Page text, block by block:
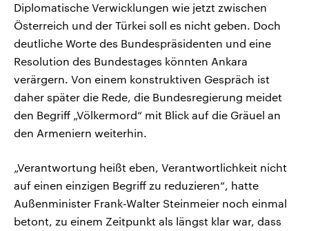
Diplomatische Verwicklungen wie jetzt zwischen
Österreich und der Türkei soll es nicht geben. Doch
deutliche Worte des Bundespräsidenten und eine
Resolution des Bundestages könnten Ankara
verärgern. Von einem konstruktiven Gespräch ist
daher später die Rede, die Bundesregierung meidet
den Begriff „Völkermord“ mit Blick auf die Gräuel an
den Armeniern weiterhin.
„Verantwortung heißt eben, Verantwortlichkeit nicht
auf einen einzigen Begriff zu reduzieren“, hatte
Außenminister Frank-Walter Steinmeier noch einmal
betont, zu einem Zeitpunkt als längst klar war, dass